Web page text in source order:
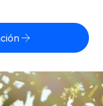
estados de EE.
de pago para